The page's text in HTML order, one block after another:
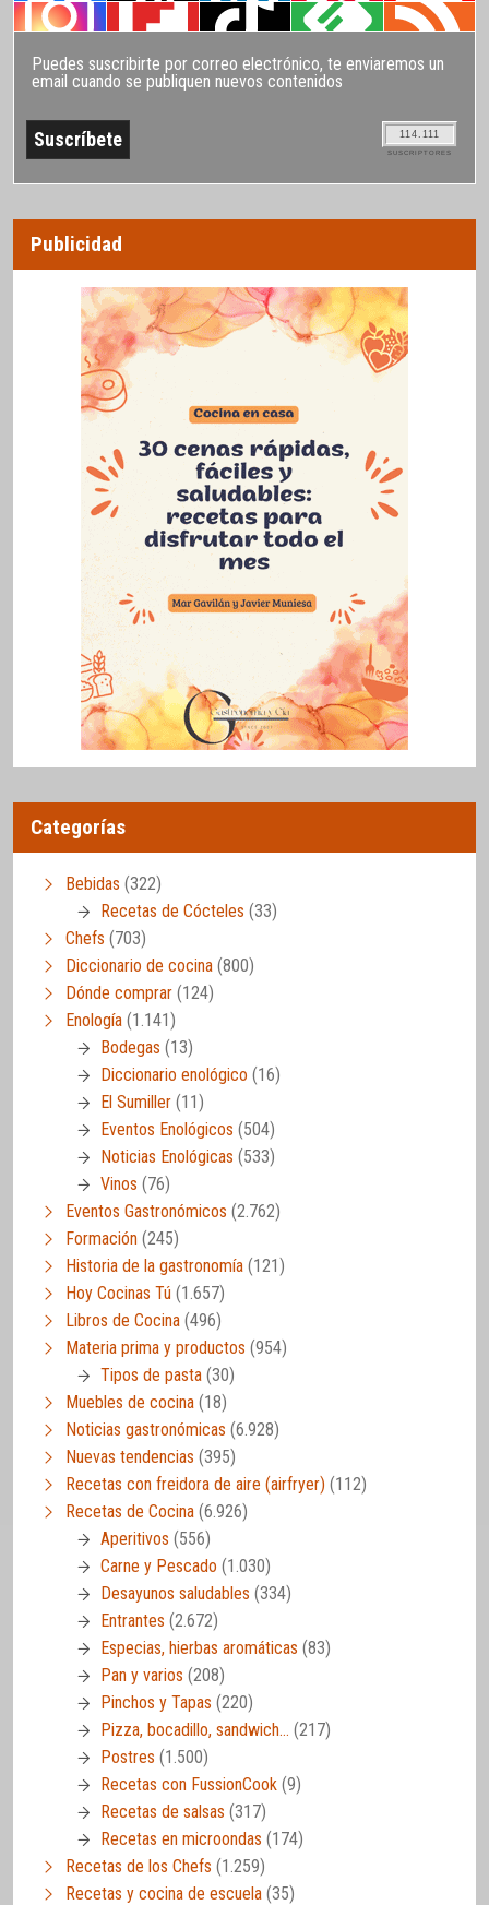
Puedes suscribirte por correo electrónico, te enviaremos un
email cuando se publiquen nuevos contenidos
114.111
SUSCRIPTORES
Publicidad
Categorías
Bebidas (322)
Recetas de Cócteles (33)
Chefs (703)
Diccionario de cocina (800)
Dónde comprar (124)
Enología (1.141)
Bodegas (13)
Diccionario enológico (16)
El Sumiller (11)
Eventos Enológicos (504)
Noticias Enológicas (533)
Vinos (76)
Eventos Gastronómicos (2.762)
Formación (245)
Historia de la gastronomía (121)
Hoy Cocinas Tú (1.657)
Libros de Cocina (496)
Materia prima y productos (954)
Tipos de pasta (30)
Muebles de cocina (18)
Noticias gastronómicas (6.928)
Nuevas tendencias (395)
Recetas con freidora de aire (airfryer) (112)
Recetas de Cocina (6.926)
Aperitivos (556)
Carne y Pescado (1.030)
Desayunos saludables (334)
Entrantes (2.672)
Especias, hierbas aromáticas (83)
Pan y varios (208)
Pinchos y Tapas (220)
Pizza, bocadillo, sandwich… (217)
Postres (1.500)
Recetas con FussionCook (9)
Recetas de salsas (317)
Recetas en microondas (174)
Recetas de los Chefs (1.259)
Recetas y cocina de escuela (35)